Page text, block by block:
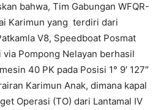
bahwa, Tim Gabungan WFQR-
Karimun yang terdiri dari
V8, Speedboat Posmat
Pompong Nelayan berhasil
40 PK pada Posisi 1° 9′ 127″
Karimun Anak, dimana kapal
Operasi (TO) dari Lantamal IV